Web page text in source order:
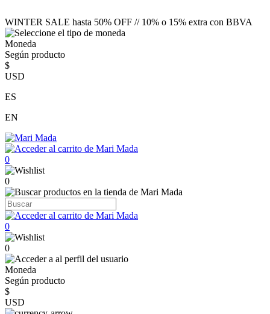
WINTER SALE hasta 50% OFF // 10% o 15% extra con BBVA
Moneda
Según producto
$
USD
ES
EN
0
0
0
0
Moneda
Según producto
$
USD